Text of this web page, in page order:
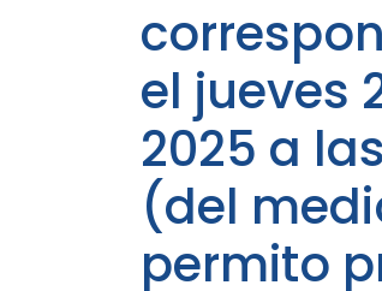
el jueves
2025 a
(del
permito